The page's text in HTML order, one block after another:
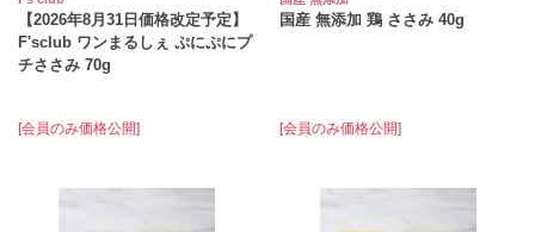
【2026年8月31日価格改定予定】
F'sclub ワンまるしぇ ぷにぷにプ
チささみ 70g
[会員のみ価格公開]
国産 無添加 鶏 ささみ 40g
[会員のみ価格公開]